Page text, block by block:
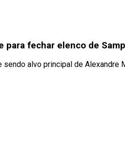
para fechar elenco de
alvo principal de Alexandre